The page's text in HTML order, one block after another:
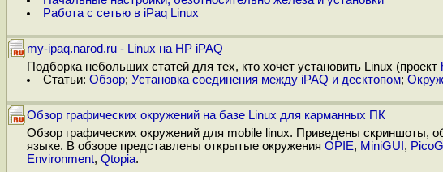
Работа с сетью в iPaq Linux
my-ipaq.narod.ru - Linux на HP iPAQ
Подборка небольших статей для тех, кто хочет установить Linux (проект
Статьи: Обзор; Установка соединения между iPAQ и десктопом;
Обзор графических окружений на базе Linux для карманных ПК
Обзор графических окружений для mobile linux. Приведены скриншоты,
языке. В обзоре представлены открытые окружения OPIE, MiniGUI ,
Environment, Qtopia.